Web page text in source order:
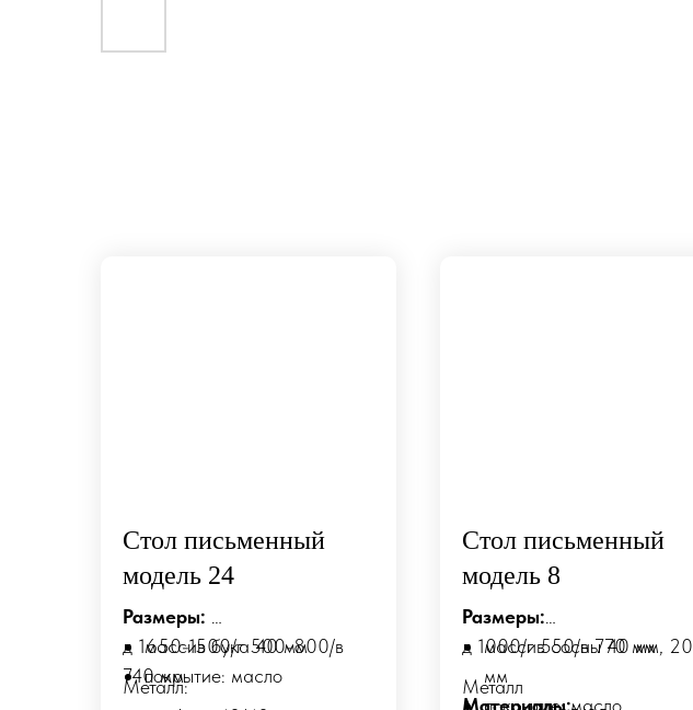
Стол письменный
модель 24
Размеры:
д 1650-1500/г 500-800/в
740 мм
массив бука 40 мм
покрытие: масло
Металл:
Стол письменный
модель 8
Размеры:
д 1000/г 550/в 770 мм
Материалы:
массив сосны 40 мм, 20
мм
покрытие: масло
Металл